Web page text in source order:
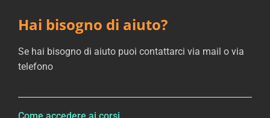
Hai bisogno di aiuto?
Se hai bisogno di aiuto puoi contattarci via mail o via
telefono